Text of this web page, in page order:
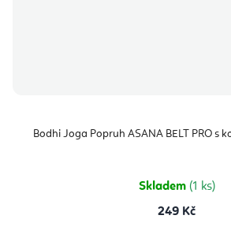
Bodhi Joga Popruh ASANA BELT PRO s
Skladem (1 ks)
249 Kč